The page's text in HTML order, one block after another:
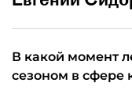
В какой момент
сезоном в сфере